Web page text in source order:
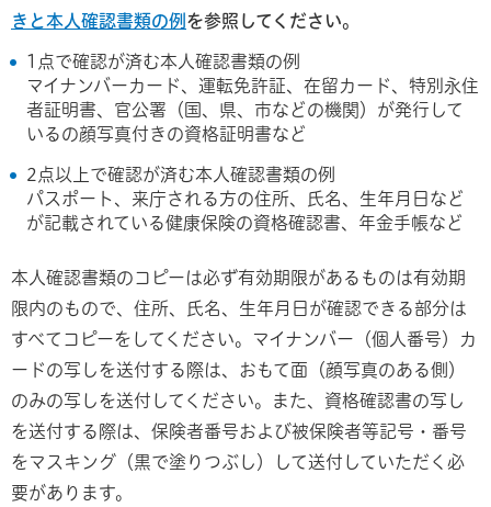
きと本人確認書類の例 を参照してください。
1点で確認が済む本人確認書類の例
マイナンバーカード、運転免許証、在留カード、特別永住
者証明書、官公署（国、県、市などの機関）が発行して
いるの顔写真付きの資格証明書など
2点以上で確認が済む本人確認書類の例
パスポート、来庁される方の住所、氏名、生年月日など
が記載されている健康保険の資格確認書、年金手帳など
本人確認書類のコピーは必ず有効期限があるものは有効期
限内のもので、住所、氏名、生年月日が確認できる部分は
すべてコピーをしてください。マイナンバー（個人番号）カ
ードの写しを送付する際は、おもて面（顔写真のある側）
のみの写しを送付してください。また、資格確認書の写し
を送付する際は、保険者番号および被保険者等記号・番号
をマスキング（黒で塗りつぶし）して送付していただく必
要があります。